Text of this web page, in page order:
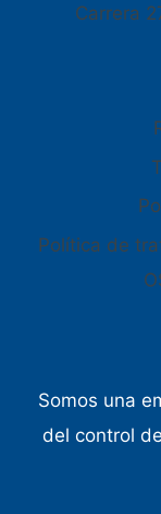
Carrera
Política de
Somos una
del control